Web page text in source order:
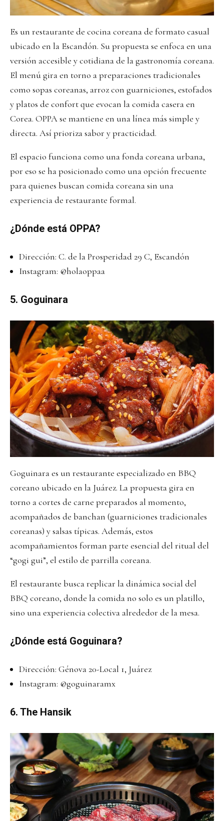
Es un restaurante de cocina coreana de formato casual
ubicado en la Escandón. Su propuesta se enfoca en una
versión accesible y cotidiana de la gastronomía coreana.
El menú gira en torno a preparaciones tradicionales
como sopas coreanas, arroz con guarniciones, estofados
y platos de confort que evocan la comida casera en
Corea. OPPA se mantiene en una línea más simple y
directa. Así prioriza sabor y practicidad.
El espacio funciona como una fonda coreana urbana,
por eso se ha posicionado como una opción frecuente
para quienes buscan comida coreana sin una
experiencia de restaurante formal.
¿Dónde está OPPA?
Dirección: C. de la Prosperidad 29 C, Escandón
Instagram: @holaoppaa
5. Goguinara
Goguinara es un restaurante especializado en BBQ
coreano ubicado en la Juárez. La propuesta gira en
torno a cortes de carne preparados al momento,
acompañados de banchan (guarniciones tradicionales
coreanas) y salsas típicas. Además, estos
acompañamientos forman parte esencial del ritual del
“gogi gui”, el estilo de parrilla coreana.
El restaurante busca replicar la dinámica social del
BBQ coreano, donde la comida no solo es un platillo,
sino una experiencia colectiva alrededor de la mesa.
¿Dónde está Goguinara?
Dirección: Génova 20-Local 1, Juárez
Instagram: @goguinaramx
6. The Hansik